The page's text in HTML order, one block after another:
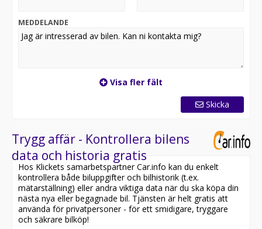
filhållningsassistans, trådlös Apple CarPlay/Android
Auto och ett modernt infotainmentsystem, har du alltid
både säkerhet och underhållning inom räckhåll.
en upplevelse. För dig som vill kombinera lyx, smart
teknik och effektiv körning – varje dag.
Passa på att fynda en fantastiskt fin Grandland som är
fullsmockad med utrustning , till ett kraftigt rabatterat
Vid intresse kontakta ansvarig säljare Robin Olsson på
tel.nr 035 10 40 58 eller maila till
robin.olsson@bendtbil.se
MEDDELANDE
Visa fler fält
Skicka
Trygg affär - Kontrollera bilens
data och historia gratis
Hos Klickets samarbetspartner Car.info kan du enkelt
kontrollera både biluppgifter och bilhistorik (t.ex.
mätarställning) eller andra viktiga data när du ska köpa din
nästa nya eller begagnade bil. Tjänsten är helt gratis att
använda för privatpersoner - för ett smidigare, tryggare
och säkrare bilköp!